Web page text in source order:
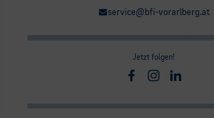
service@bfi-vorarlberg.at
Jetzt folgen!
Facebook
Instagram
Linkedin